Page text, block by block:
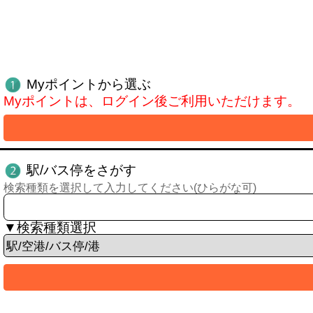
Myポイントから選ぶ
Myポイントは、ログイン後ご利用いただけます。
駅/バス停をさがす
検索種類を選択して入力してください(ひらがな可)
▼検索種類選択